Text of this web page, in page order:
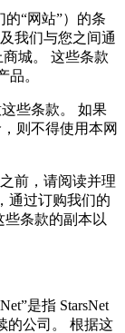
的“网站”）的条
我们与您之间通
城。 这些条款
品。
些条款。 如果
则不得使用本网
前，请阅读并理
通过订购我们的
条款的副本以
是指 StarsNet
的公司。 根据这